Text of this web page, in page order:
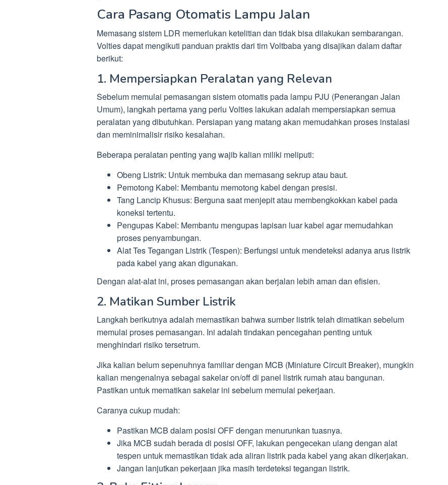
Cara Pasang Otomatis Lampu Jalan
Memasang sistem LDR memerlukan ketelitian dan tidak bisa dilakukan sembarangan.
Volties dapat mengikuti panduan praktis dari tim Voltbaba yang disajikan dalam daftar
berikut:
1. Mempersiapkan Peralatan yang Relevan
Sebelum memulai pemasangan sistem otomatis pada lampu PJU (Penerangan Jalan
Umum), langkah pertama yang perlu Volties lakukan adalah mempersiapkan semua
peralatan yang dibutuhkan. Persiapan yang matang akan memudahkan proses instalasi
dan meminimalisir risiko kesalahan.
Beberapa peralatan penting yang wajib kalian miliki meliputi:
Obeng Listrik: Untuk membuka dan memasang sekrup atau baut.
Pemotong Kabel: Membantu memotong kabel dengan presisi.
Tang Lancip Khusus: Berguna saat menjepit atau membengkokkan kabel pada
koneksi tertentu.
Pengupas Kabel: Membantu mengupas lapisan luar kabel agar memudahkan
proses penyambungan.
Alat Tes Tegangan Listrik (Tespen): Berfungsi untuk mendeteksi adanya arus listrik
pada kabel yang akan digunakan.
Dengan alat-alat ini, proses pemasangan akan berjalan lebih aman dan efisien.
2. Matikan Sumber Listrik
Langkah berikutnya adalah memastikan bahwa sumber listrik telah dimatikan sebelum
memulai proses pemasangan. Ini adalah tindakan pencegahan penting untuk
menghindari risiko tersetrum.
Jika kalian belum sepenuhnya familiar dengan MCB (Miniature Circuit Breaker), mungkin
kalian mengenalnya sebagai sakelar on/off di panel listrik rumah atau bangunan.
Pastikan untuk mematikan sakelar ini sebelum memulai pekerjaan.
Caranya cukup mudah:
Pastikan MCB dalam posisi OFF dengan menurunkan tuasnya.
Jika MCB sudah berada di posisi OFF, lakukan pengecekan ulang dengan alat
tespen untuk memastikan tidak ada aliran listrik pada kabel yang akan dikerjakan.
Jangan lanjutkan pekerjaan jika masih terdeteksi tegangan listrik.